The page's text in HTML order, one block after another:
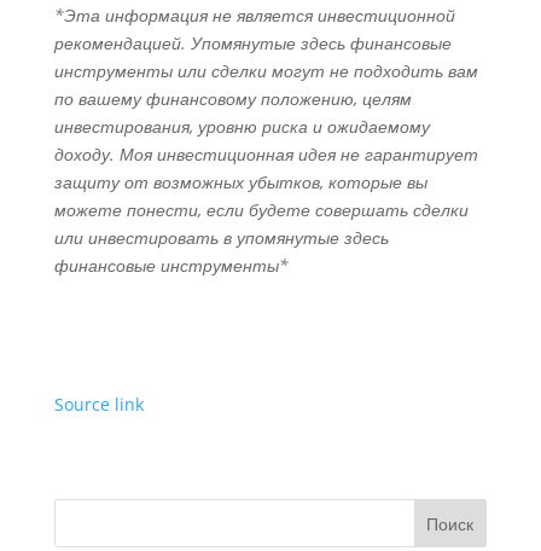
*Эта информация не является инвестиционной
рекомендацией. Упомянутые здесь финансовые
инструменты или сделки могут не подходить вам
по вашему финансовому положению, целям
инвестирования, уровню риска и ожидаемому
доходу. Моя инвестиционная идея не гарантирует
защиту от возможных убытков, которые вы
можете понести, если будете совершать сделки
или инвестировать в упомянутые здесь
финансовые инструменты*
Source link
Поиск